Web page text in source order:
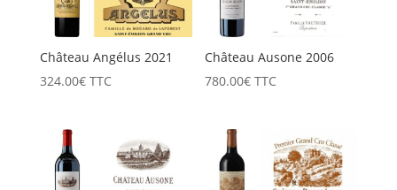
1
274.40€
Château Angélus 2021
324.00€ TTC
Château Ausone 2006
780.00€ TTC